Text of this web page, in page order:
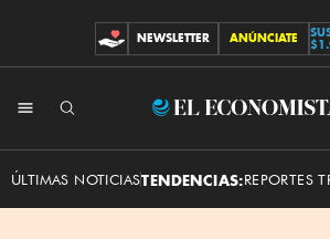
CONTRIBUCIONES
NEWSLETTER ANÚNCIATE
El
ÚLTIMAS NOTICIASTENDENCIAS:REPORTES